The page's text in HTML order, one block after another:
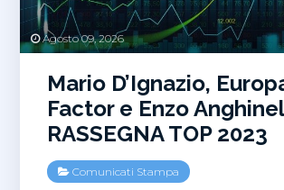
Agosto 09, 2026
Mario D’Ignazio,
Factor e Enzo
RASSEGNA TOP 2023
Comunicati Stampa